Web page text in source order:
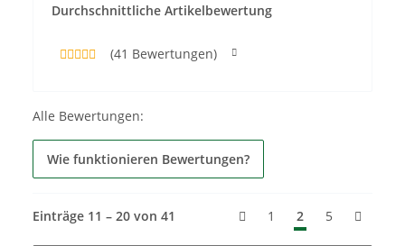
Durchschnittliche Artikelbewertung
(41 Bewertungen)
Alle Bewertungen:
Wie funktionieren Bewertungen?
Einträge 11 – 20 von 41 1 2 5